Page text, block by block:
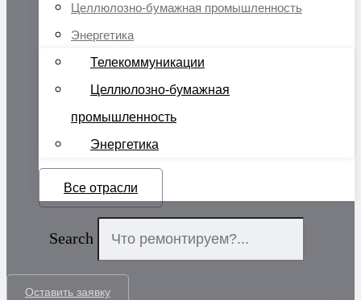
Целлюлозно-бумажная промышленность
Энергетика
Телекоммуникации
Целлюлозно-бумажная
промышленность
Энергетика
Все отрасли
Search
Оставить заявку